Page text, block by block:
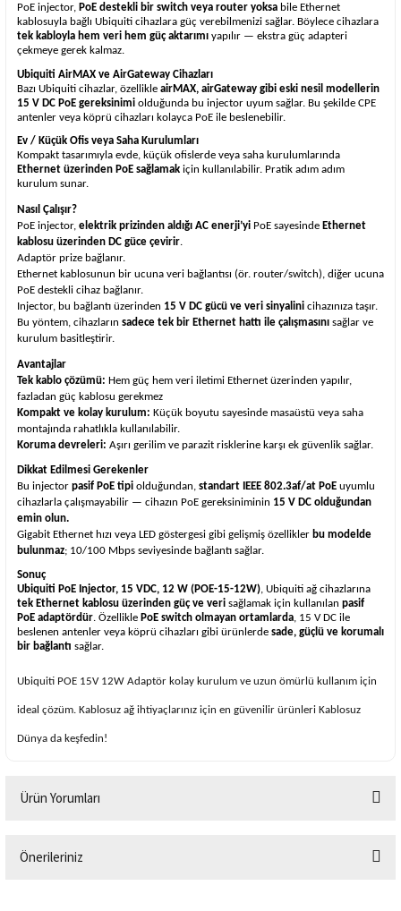
PoE injector, PoE destekli bir switch veya router yoksa bile Ethernet
kablosuyla bağlı Ubiquiti cihazlara güç verebilmenizi sağlar. Böylece cihazlara
tek kabloyla hem veri hem güç aktarımı yapılır — ekstra güç adapteri
çekmeye gerek kalmaz.
Ubiquiti AirMAX ve AirGateway Cihazları
Bazı Ubiquiti cihazlar, özellikle airMAX, airGateway gibi eski nesil modellerin
15 V DC PoE gereksinimi olduğunda bu injector uyum sağlar. Bu şekilde CPE
antenler veya köprü cihazları kolayca PoE ile beslenebilir.
Ev / Küçük Ofis veya Saha Kurulumları
Kompakt tasarımıyla evde, küçük ofislerde veya saha kurulumlarında
Ethernet üzerinden PoE sağlamak için kullanılabilir. Pratik adım adım
kurulum sunar.
Nasıl Çalışır?
PoE injector, elektrik prizinden aldığı AC enerji’yi PoE sayesinde Ethernet
kablosu üzerinden DC güce çevirir.
Adaptör prize bağlanır.
Ethernet kablosunun bir ucuna veri bağlantısı (ör. router/switch), diğer ucuna
PoE destekli cihaz bağlanır.
Injector, bu bağlantı üzerinden 15 V DC gücü ve veri sinyalini cihazınıza taşır.
Bu yöntem, cihazların sadece tek bir Ethernet hattı ile çalışmasını sağlar ve
kurulum basitleştirir.
Avantajlar
Tek kablo çözümü: Hem güç hem veri iletimi Ethernet üzerinden yapılır,
fazladan güç kablosu gerekmez
Kompakt ve kolay kurulum: Küçük boyutu sayesinde masaüstü veya saha
montajında rahatlıkla kullanılabilir.
Koruma devreleri: Aşırı gerilim ve parazit risklerine karşı ek güvenlik sağlar.
Dikkat Edilmesi Gerekenler
Bu injector pasif PoE tipi olduğundan, standart IEEE 802.3af/at PoE uyumlu
cihazlarla çalışmayabilir — cihazın PoE gereksiniminin 15 V DC olduğundan
emin olun.
Gigabit Ethernet hızı veya LED göstergesi gibi gelişmiş özellikler bu modelde
bulunmaz; 10/100 Mbps seviyesinde bağlantı sağlar.
Sonuç
Ubiquiti PoE Injector, 15 VDC, 12 W (POE-15-12W), Ubiquiti ağ cihazlarına
tek Ethernet kablosu üzerinden güç ve veri sağlamak için kullanılan pasif
PoE adaptördür. Özellikle PoE switch olmayan ortamlarda, 15 V DC ile
beslenen antenler veya köprü cihazları gibi ürünlerde sade, güçlü ve korumalı
bir bağlantı sağlar.
Ubiquiti POE 15V 12W Adaptör kolay kurulum ve uzun ömürlü kullanım için
ideal çözüm. Kablosuz ağ ihtiyaçlarınız için en güvenilir ürünleri Kablosuz
Dünya da keşfedin!
Ürün Yorumları
Önerileriniz